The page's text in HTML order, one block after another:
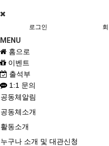
로그인
MENU
홈으로
이벤트
출석부
1:1 문의
공동체알림
공동체소개
활동소개
누구나 소개 및 대관신청